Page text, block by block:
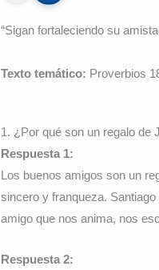
“Sigan fortaleciendo su
Texto temático: Proverbios
1. ¿Por qué son un regalo de
Respuesta 1:
Los buenos amigos son un
sincero y franqueza.
amigo que nos anima, nos
Respuesta 2: